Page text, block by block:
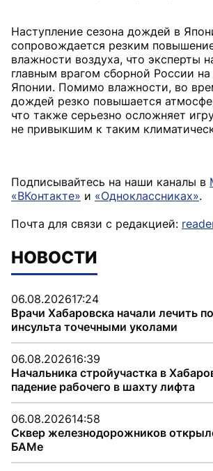
Наступление сезона дождей в
сопровождается резким
влажности воздуха, что эксперты
главным врагом сборной России
Японии. Помимо влажности, во
дождей резко повышается
что также серьезно осложняет
не привыкшим к таким
Подписывайтесь на наши каналы в
«ВКонтакте» и «Одноклассниках».
Почта для связи с редакцией:
НОВОСТИ
06.08.202617:24
Врачи Хабаровска начали лечить
инсульта точечными уколами
06.08.202616:39
Начальника стройучастка в
падение рабочего в шахту лифта
06.08.202614:58
Сквер железнодорожников
БАМе